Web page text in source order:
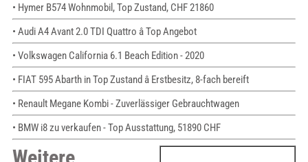
• Hymer B574 Wohnmobil, Top Zustand, CHF 21860
• Audi A4 Avant 2.0 TDI Quattro â Top Angebot
• Volkswagen California 6.1 Beach Edition - 2020
• FIAT 595 Abarth in Top Zustand â Erstbesitz, 8-fach bereift
• Renault Megane Kombi - Zuverlässiger Gebrauchtwagen
• BMW i8 zu verkaufen - Top Ausstattung, 51890 CHF